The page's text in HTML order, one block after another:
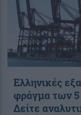
Ελληνικές
φράγμα των 5
Δείτε